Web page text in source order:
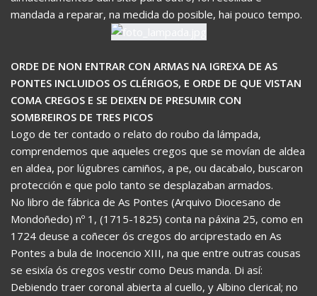
mandada a reparar, na medida do posible, hai pouco tempo.
ORDE DE NON ENTRAR CON ARMAS NA IGREXA DE AS
PONTES INCLUIDOS OS CLÉRIGOS, E ORDE DE QUE VISTAN
COMA CREGOS E SE DEIXEN DE PRESUMIR CON
SOMBREIROS DE TRES PICOS
Logo de ter contado o relato do roubo da lámpada,
comprendemos que aqueles cregos que se movían de aldea
en aldea, por lúgubres camiños, a pe, ou dacabalo, buscaron
protección e que polo tanto se desplazaban armados.
No libro de fábrica de As Pontes (Arquivo Diocesano de
Mondoñedo) nº 1, (1715-1825) conta na páxina 25, como en
1724 deuse a coñecer ós cregos do arciprestado en As
Pontes a bula de Inocencio XIII, na que entre outras cousas
se esixía ós cregos vestir como Deus manda. Di así:
Debiendo traer coronal abierta al cuello, y Albino clerical; no